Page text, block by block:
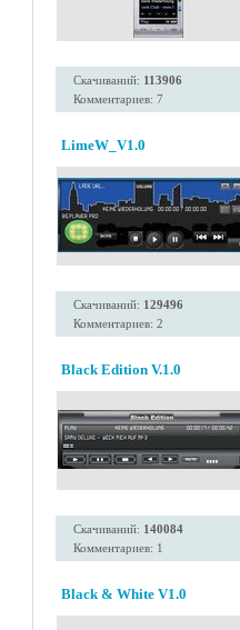
Скачиваний: 113906
Комментариев: 7
LimeW_V1.0
Скачиваний: 129496
Комментариев: 2
Black Edition V.1.0
Скачиваний: 140084
Комментариев: 1
Black & White V1.0